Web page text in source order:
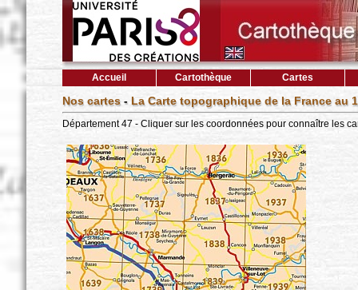
Accueil Cartothèque Cartes
Nos cartes- La Carte topographique de la France au
Département 47 - Cliquer sur les coordonnées pour connaître les